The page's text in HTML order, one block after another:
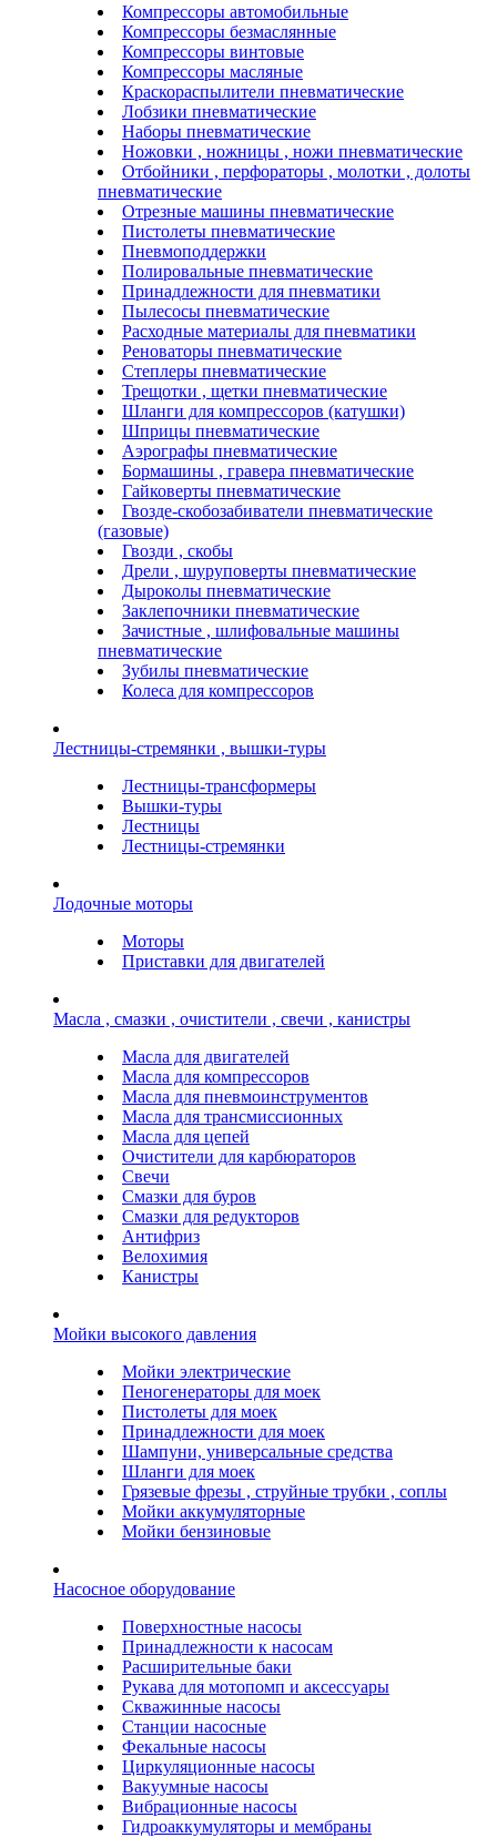
Компрессоры автомобильные
Компрессоры безмаслянные
Компрессоры винтовые
Компрессоры масляные
Краскораспылители пневматические
Лобзики пневматические
Наборы пневматические
Ножовки , ножницы , ножи пневматические
Отбойники , перфораторы , молотки , долоты
пневматические
Отрезные машины пневматические
Пистолеты пневматические
Пневмоподдержки
Полировальные пневматические
Принадлежности для пневматики
Пылесосы пневматические
Расходные материалы для пневматики
Реноваторы пневматические
Степлеры пневматические
Трещотки , щетки пневматические
Шланги для компрессоров (катушки)
Шприцы пневматические
Аэрографы пневматические
Бормашины , гравера пневматические
Гайковерты пневматические
Гвозде-скобозабиватели пневматические
(газовые)
Гвозди , скобы
Дрели , шуруповерты пневматические
Дыроколы пневматические
Заклепочники пневматические
Зачистные , шлифовальные машины
пневматические
Зубилы пневматические
Колеса для компрессоров
Лестницы-стремянки , вышки-туры
Лестницы-трансформеры
Вышки-туры
Лестницы
Лестницы-стремянки
Лодочные моторы
Моторы
Приставки для двигателей
Масла , смазки , очистители , свечи , канистры
Масла для двигателей
Масла для компрессоров
Масла для пневмоинструментов
Масла для трансмиссионных
Масла для цепей
Очистители для карбюраторов
Свечи
Смазки для буров
Смазки для редукторов
Антифриз
Велохимия
Канистры
Мойки высокого давления
Мойки электрические
Пеногенераторы для моек
Пистолеты для моек
Принадлежности для моек
Шампуни, универсальные средства
Шланги для моек
Грязевые фрезы , струйные трубки , соплы
Мойки аккумуляторные
Мойки бензиновые
Насосное оборудование
Поверхностные насосы
Принадлежности к насосам
Расширительные баки
Рукава для мотопомп и аксессуары
Скважинные насосы
Станции насосные
Фекальные насосы
Циркуляционные насосы
Вакуумные насосы
Вибрационные насосы
Гидроаккумуляторы и мембраны